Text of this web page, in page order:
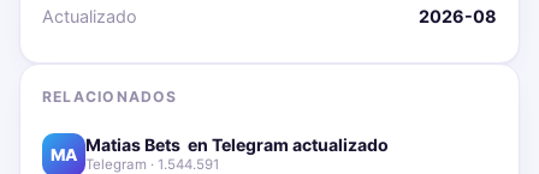
Actualizado 2026-08
RELACIONADOS
MA Matias Bets ‍ en Telegram actualizado📱🔥
Telegram · 1.544.591